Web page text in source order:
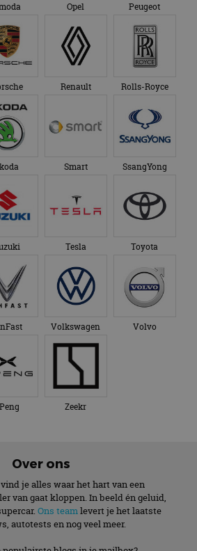
Opel Peugeot
Renault Rolls-Royce
Smart SsangYong
Tesla Toyota
Volkswagen Volvo
Zeekr
Over ons
je alles waar het hart van een
van gaat kloppen. In beeld én geluid,
Ons teamlevert je het laatste
autotests en nog veel meer.